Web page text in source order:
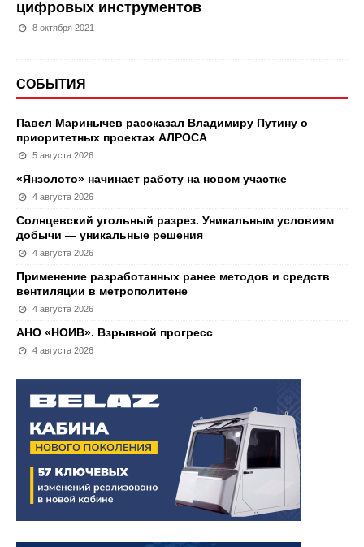
цифровых инструментов
8 октября 2021
СОБЫТИЯ
Павел Маринычев рассказал Владимиру Путину о
приоритетных проектах АЛРОСА
5 августа 2026
«Янзолото» начинает работу на новом участке
4 августа 2026
Солнцевский угольный разрез. Уникальным условиям
добычи — уникальные решения
4 августа 2026
Применение разработанных ранее методов и средств
вентиляции в метрополитене
4 августа 2026
АНО «НОИВ». Взрывной прогресс
4 августа 2026